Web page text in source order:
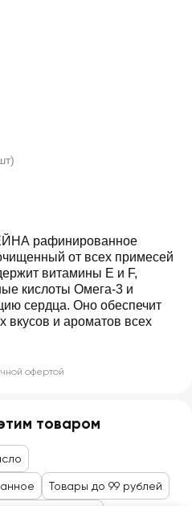
рафинированное
от всех примесей
витамины Е и F,
кислоты Омега-3 и
сердца. Оно обеспечит
вкусов и ароматов всех
офертой
товаром
Товары до 99 рублей